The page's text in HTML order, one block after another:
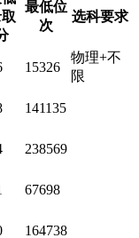
最低位
次
选科要求
15326
物理+不
限
141135
238569
67698
164738